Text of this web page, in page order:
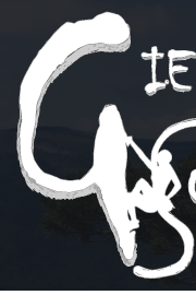
contenu
principal